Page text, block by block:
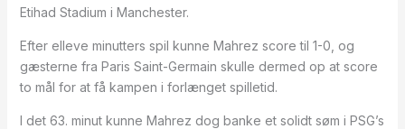
Etihad Stadium i Manchester.
Efter elleve minutters spil kunne Mahrez score til 1-0, og
gæsterne fra Paris Saint-Germain skulle dermed op at score
to mål for at få kampen i forlænget spilletid.
I det 63. minut kunne Mahrez dog banke et solidt søm i PSG’s